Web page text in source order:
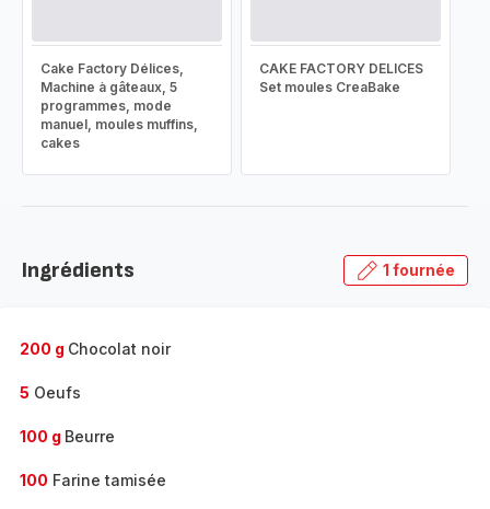
Cake Factory Délices,
Machine à gâteaux, 5
programmes, mode
manuel, moules muffins,
cakes
CAKE FACTORY DELICES
Set moules CreaBake
Ingrédients 1 fournée
200 g Chocolat noir
5 Oeufs
100 g Beurre
100 Farine tamisée